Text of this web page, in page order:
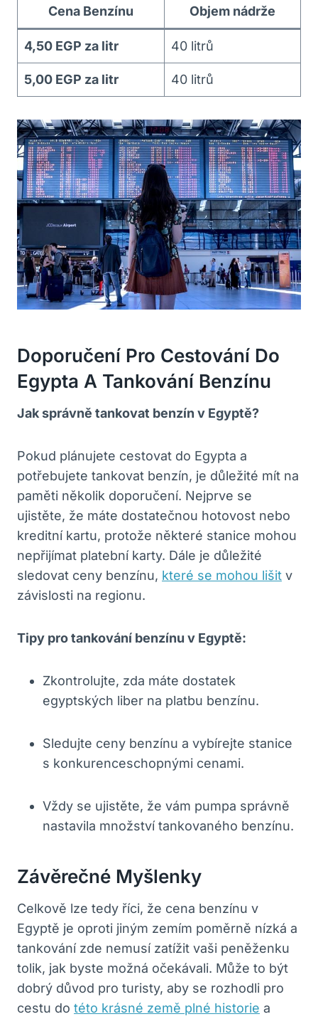
Cena Benzínu Objem nádrže
4,50 EGP za litr 40 litrů
5,00 EGP za litr 40 litrů
Doporučení Pro Cestování Do
Egypta A Tankování Benzínu
Jak správně tankovat benzín v Egyptě?
Pokud plánujete cestovat do Egypta a
potřebujete tankovat benzín, je důležité mít na
paměti několik doporučení. Nejprve se
ujistěte, že máte dostatečnou hotovost nebo
kreditní kartu, protože některé stanice mohou
nepřijímat platební karty. Dále je důležité
sledovat ceny benzínu, které se mohou lišit v
závislosti na regionu.
Tipy pro tankování benzínu v Egyptě:
Zkontrolujte, zda máte dostatek
egyptských liber na platbu benzínu.
Sledujte ceny benzínu a vybírejte stanice
s konkurenceschopnými cenami.
Vždy se ujistěte, že vám pumpa správně
nastavila množství tankovaného benzínu.
Závěrečné Myšlenky
Celkově lze tedy říci, že cena benzínu v
Egyptě je oproti jiným zemím poměrně nízká a
tankování zde nemusí zatížit vaši peněženku
tolik, jak byste možná očekávali. Může to být
dobrý důvod pro turisty, aby se rozhodli pro
cestu do této krásné země plné historie a